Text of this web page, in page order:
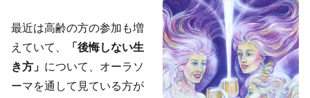
最近は高齢の方の参加も増
えていて、
「後悔しない生
き方」 について、オーラソ
ーマを通して見ている方が